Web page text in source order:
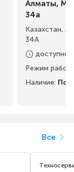
Алматы,
34а
Казахстан,
34А
доступно
Режим
Наличие: Под
Все